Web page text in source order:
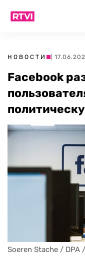
НОВОСТИ |
Facebook
Soeren Stache / DPA